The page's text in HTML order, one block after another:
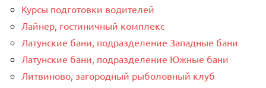
Курсы подготовки водителей
Лайнер, гостиничный комплекс
Латунские бани, подразделение Западные бани
Латунские бани, подразделение Южные бани
Литвиново, загородный рыболовный клуб